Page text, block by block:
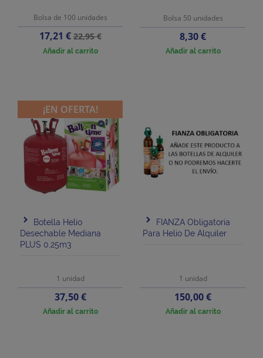
Bolsa de 100 unidades
Precio
17,21 €Precio
base
22,95 €
Añadir al carrito
Bolsa 50 unidades
Precio
8,30 €
Añadir al carrito
Botella Helio
Desechable Mediana
PLUS 0,25m3
1 unidad
Precio
37,50 €
Añadir al carrito
¡EN OFERTA!
FIANZA Obligatoria
Para Helio De Alquiler
1 unidad
Precio
150,00 €
Añadir al carrito